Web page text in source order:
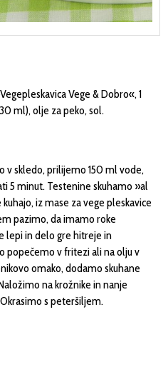
Vege & Dobro«, 1
ml), olje za peko, sol.
v skledo, prilijemo 150 ml vode,
5 minut. Testenine skuhamo »al
iz mase za vege pleskavice
pazimo, da imamo roke
lepi in delo gre hitreje in
popečemo v fritezi ali na olju v
omako, dodamo skuhane
na krožnike in nanje
s peteršiljem.